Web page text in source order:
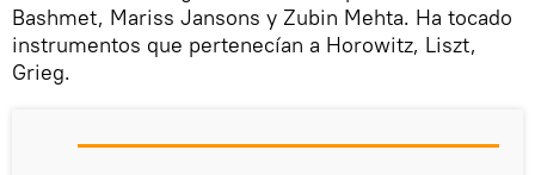
Bashmet, Mariss Jansons y Zubin Mehta. Ha tocado
instrumentos que pertenecían a Horowitz, Liszt,
Grieg.